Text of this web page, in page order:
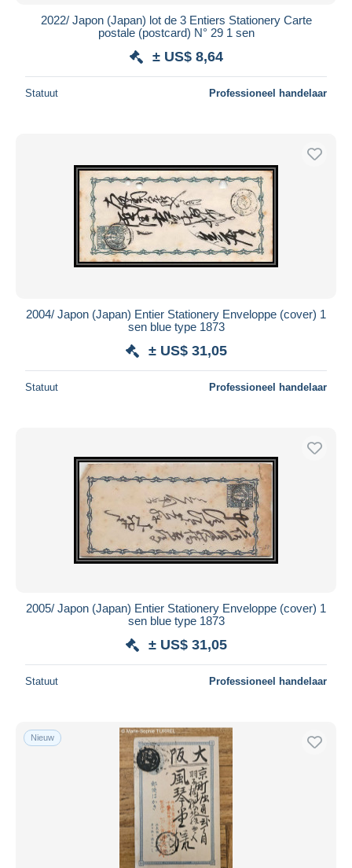
2022/ Japon (Japan) lot de 3 Entiers Stationery Carte
postale (postcard) N° 29 1 sen
± US$ 8,64
Statuut Professioneel handelaar
2004/ Japon (Japan) Entier Stationery Enveloppe (cover) 1
sen blue type 1873
± US$ 31,05
Statuut Professioneel handelaar
2005/ Japon (Japan) Entier Stationery Enveloppe (cover) 1
sen blue type 1873
± US$ 31,05
Statuut Professioneel handelaar
Nieuw